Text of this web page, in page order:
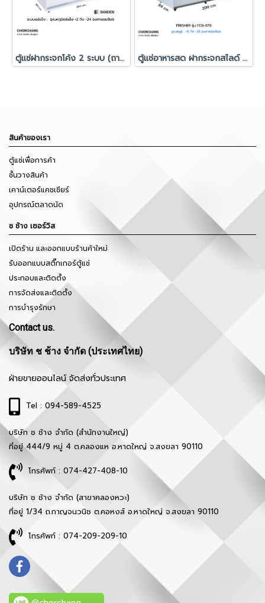
ตู้แช่ฝากระจกโค้ง 2 ระบบ (ถามหลุม) Sanden รุ่น SNC-0850P ตู้แช่อาหารสด ฝากระจกสไลด์ FRESHER รุ่น FCG-870
สินค้าของเรา
ตู้แช่เพื่อการค้า
ชั้นวางสินค้า
เคาน์เตอร์แคชเชียร์
อุปกรณ์ตลาดนัด
ช ช้าง เซอร์วิส
เปิดร้าน และออกแบบร้านค้าใหม่
รับออกแบบสติ๊กเกอร์ตู้แช่
ประกอบและติดตั้ง
การจัดส่งและติดตั้ง
การบำรุงรักษา
Contact us.
บริษัท ช ช้าง จำกัด (ประเทศไทย)
ฝ่ายขายออนไลน์ จัดส่งทั่วประเทศ
Tel : 094-589-4525
บริษัท ช ช้าง จำกัด (สำนักงานใหญ่)
ที่อยู่ 444/9 หมู่ 4 ต.คลองแห อ.หาดใหญ่ จ.สงขลา 90110
โทรศัพท์ : 074-427-408-10
บริษัท ช ช้าง จำกัด (สาขาคลองหวะ)
ที่อยู่ 1/34 ถ.กาญจนวนิช ต.คอหงส์ อ.หาดใหญ่ จ.สงขลา 90110
โทรศัพท์ : 074-209-209-10